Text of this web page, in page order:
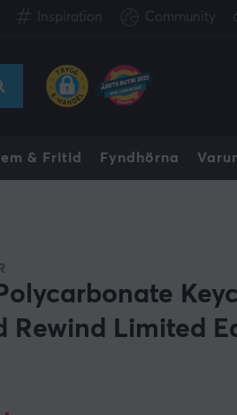
Inspiration Community
& Fritid Fyndhörna
Polycarbonate
Rewind Limited